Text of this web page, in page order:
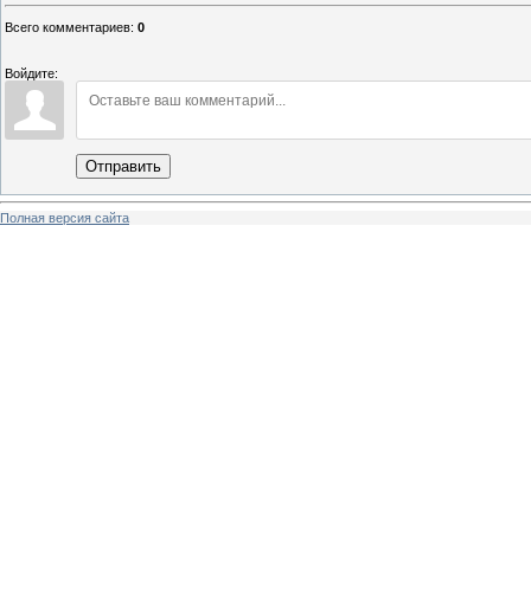
Всего комментариев: 0
Войдите:
Отправить
Полная версия сайта